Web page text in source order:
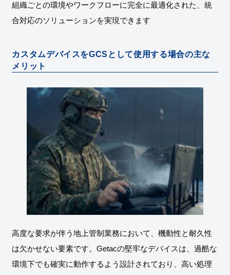
組織ごとの環境やワークフローに完全に最適化された、統
合対応のソリューションを実現できます
カスタムデバイスをGCSとして使用する場合の主な
メリット
高度な要求が伴う地上管制業務において、機動性と耐久性
は欠かせない要素です。Getacの堅牢なデバイスは、過酷な
環境下でも確実に動作するよう設計されており、高い処理